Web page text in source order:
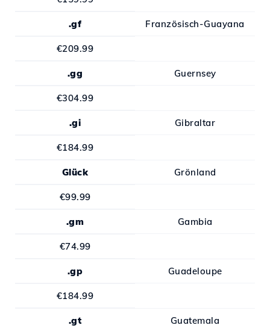
.gf Französisch-Guayana
€209.99
.gg Guernsey
€304.99
.gi Gibraltar
€184.99
Glück Grönland
€99.99
.gm Gambia
€74.99
.gp Guadeloupe
€184.99
.gt Guatemala